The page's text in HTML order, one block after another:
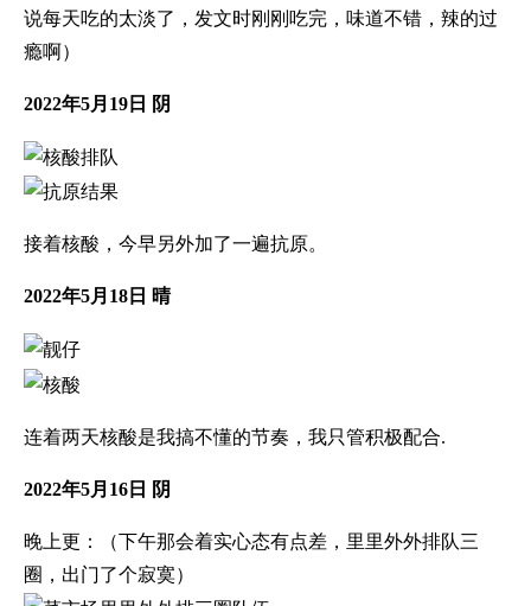
说每天吃的太淡了，发文时刚刚吃完，味道不错，辣的过
瘾啊）
2022年5月19日 阴
接着核酸，今早另外加了一遍抗原。
2022年5月18日 晴
连着两天核酸是我搞不懂的节奏，我只管积极配合.
2022年5月16日 阴
晚上更：（下午那会着实心态有点差，里里外外排队三
圈，出门了个寂寞）